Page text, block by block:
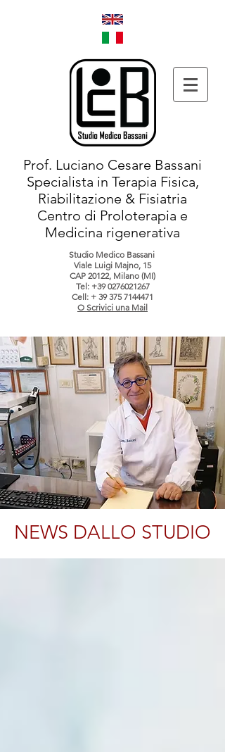
Prof. Luciano Cesare Bassani
Specialista in Terapia Fisica,
Riabilitazione & Fisiatria
Centro di Proloterapia e
Medicina rigenerativa
Studio Medico Bassani
Viale Luigi Majno, 15
CAP 20122, Milano (MI)
Tel: +39 0276021267
Cell: + 39 375 7144471
O Scrivici una Mail
NEWS DALLO STUDIO